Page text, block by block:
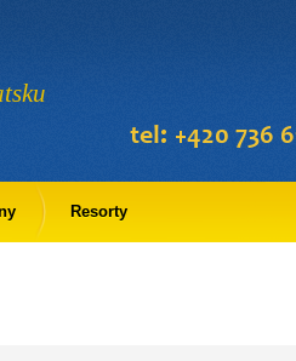
Resorty